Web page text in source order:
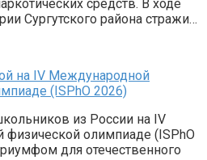
средств. В ходе
Сургутского района стражи…
на IV Международной
(ISPhO 2026)
из России на IV
олимпиаде (ISPhO
для отечественного